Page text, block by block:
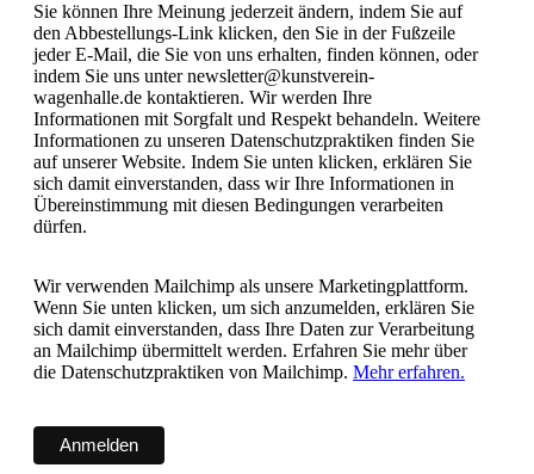
Sie können Ihre Meinung jederzeit ändern, indem Sie auf
den Abbestellungs-Link klicken, den Sie in der Fußzeile
jeder E-Mail, die Sie von uns erhalten, finden können, oder
indem Sie uns unter newsletter@kunstverein-
wagenhalle.de kontaktieren. Wir werden Ihre
Informationen mit Sorgfalt und Respekt behandeln. Weitere
Informationen zu unseren Datenschutzpraktiken finden Sie
auf unserer Website. Indem Sie unten klicken, erklären Sie
sich damit einverstanden, dass wir Ihre Informationen in
Übereinstimmung mit diesen Bedingungen verarbeiten
dürfen.
Wir verwenden Mailchimp als unsere Marketingplattform.
Wenn Sie unten klicken, um sich anzumelden, erklären Sie
sich damit einverstanden, dass Ihre Daten zur Verarbeitung
an Mailchimp übermittelt werden. Erfahren Sie mehr über
die Datenschutzpraktiken von Mailchimp. Mehr erfahren.